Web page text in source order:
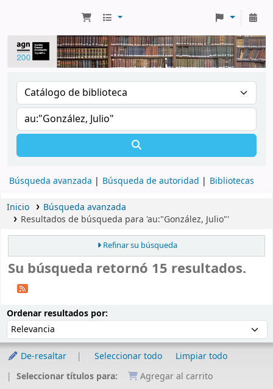
Búsqueda avanzada Búsqueda de autoridad Bibliotecas
Inicio
Búsqueda avanzada
Resultados de búsqueda para 'au:"González, Julio"'
Refinar su búsqueda
Su búsqueda retornó 15 resultados.
Ordenar resultados por:
De-resaltar Seleccionar todo
Limpiar todo
Seleccionar títulos para:
Agregar al carrito